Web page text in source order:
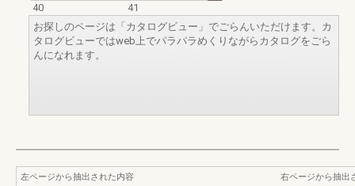
40
41
お探しのページは「カタログビュー」でごらんいただけます。カ
タログビューではweb上でパラパラめくりながらカタログをごら
んになれます。
左ページから抽出された内容
右ページから抽出